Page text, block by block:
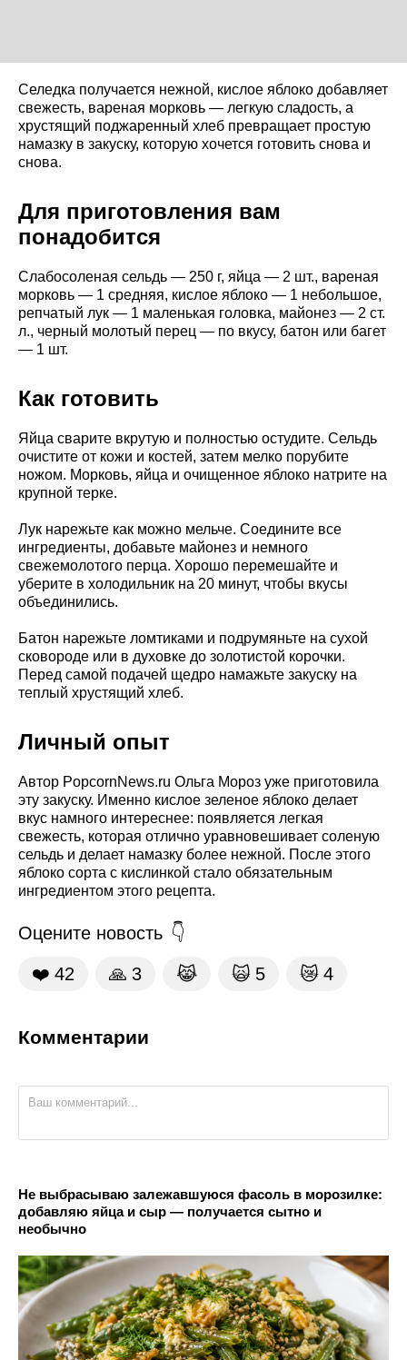
Селедка получается нежной, кислое яблоко добавляет
свежесть, вареная морковь — легкую сладость, а
хрустящий поджаренный хлеб превращает простую
намазку в закуску, которую хочется готовить снова и
снова.
Для приготовления вам
понадобится
Слабосоленая сельдь — 250 г, яйца — 2 шт., вареная
морковь — 1 средняя, кислое яблоко — 1 небольшое,
репчатый лук — 1 маленькая головка, майонез — 2 ст.
л., черный молотый перец — по вкусу, батон или багет
— 1 шт.
Как готовить
Яйца сварите вкрутую и полностью остудите. Сельдь
очистите от кожи и костей, затем мелко порубите
ножом. Морковь, яйца и очищенное яблоко натрите на
крупной терке.
Лук нарежьте как можно мельче. Соедините все
ингредиенты, добавьте майонез и немного
свежемолотого перца. Хорошо перемешайте и
уберите в холодильник на 20 минут, чтобы вкусы
объединились.
Батон нарежьте ломтиками и подрумяньте на сухой
сковороде или в духовке до золотистой корочки.
Перед самой подачей щедро намажьте закуску на
теплый хрустящий хлеб.
Личный опыт
Автор PopcornNews.ru Ольга Мороз уже приготовила
эту закуску. Именно кислое зеленое яблоко делает
вкус намного интереснее: появляется легкая
свежесть, которая отлично уравновешивает соленую
сельдь и делает намазку более нежной. После этого
яблоко сорта с кислинкой стало обязательным
ингредиентом этого рецепта.
Оцените новость
❤️ 42 🙏 3 😹 🙀 5 😿 4
Комментарии
Не выбрасываю залежавшуюся фасоль в морозилке:
добавляю яйца и сыр — получается сытно и
необычно